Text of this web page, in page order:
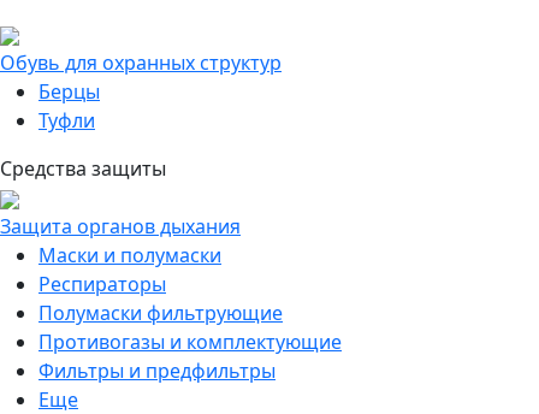
Обувь для охранных структур
Берцы
Туфли
Средства защиты
Защита органов дыхания
Маски и полумаски
Респираторы
Полумаски фильтрующие
Противогазы и комплектующие
Фильтры и предфильтры
Еще